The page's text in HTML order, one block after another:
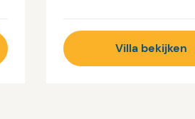
Villa bekijken